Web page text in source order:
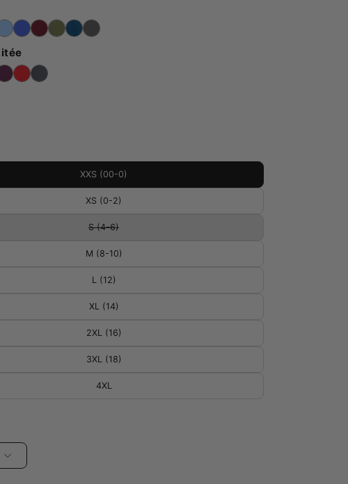
XXS (00-0)
XS (0-2)
S (4-6)
M (8-10)
L (12)
XL (14)
2XL (16)
3XL (18)
4XL